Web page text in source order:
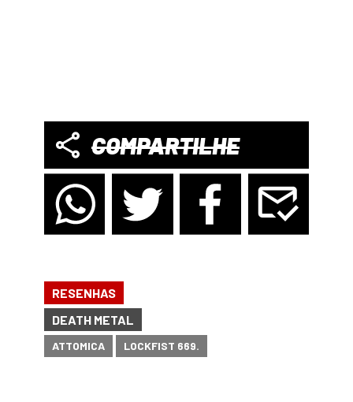
COMPARTILHE
RESENHAS
DEATH METAL
ATTOMICA LOCKFIST 669.